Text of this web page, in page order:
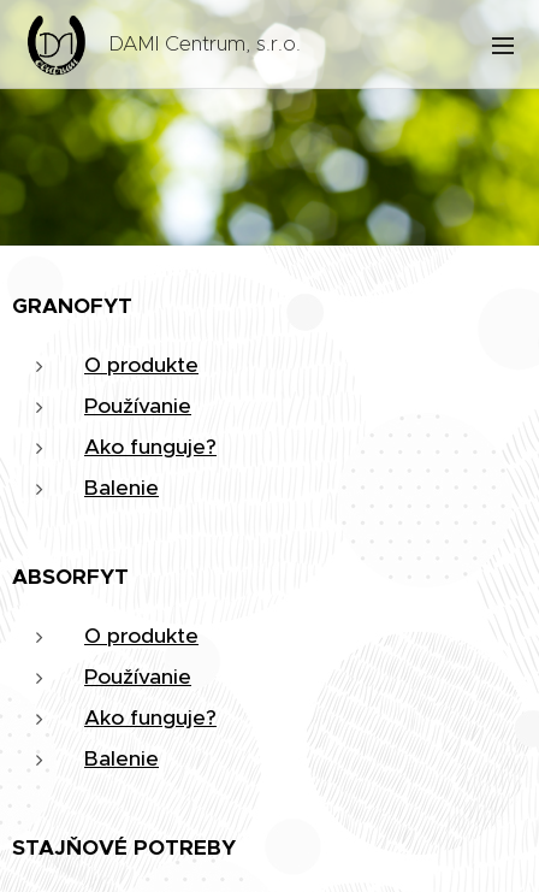
DAMI Centrum, s.r.o.
GRANOFYT
O produkte
Používanie
Ako funguje?
Balenie
ABSORFYT
O produkte
Používanie
Ako funguje?
Balenie
STAJŇOVÉ POTREBY